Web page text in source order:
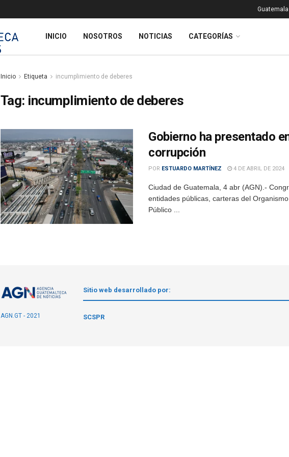
INICIO NOSOTROS NOTICIAS CATEGORÍAS
Inicio Etiqueta incumplimiento de deberes
Tag: incumplimiento de deberes
Gobierno ha presentado
corrupción
POR ESTUARDO MARTÍNEZ 4 DE ABRIL DE 2024
Ciudad de Guatemala, 4 abr (AGN).-
entidades públicas, carteras del
Público ...
AGN.GT - 2021
Sitio web desarrollado por:
SCSPR